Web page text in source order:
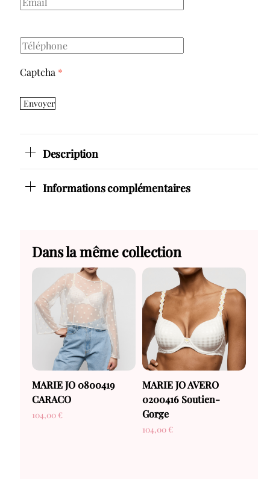
Captcha *
Envoyer
Description
Informations complémentaires
Dans la même collection
MARIE JO 0800419
CARACO
104,00 €
MARIE JO AVERO
0200416 Soutien-
Gorge
104,00 €